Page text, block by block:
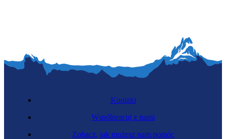
Kontakt
Współpracuj z nami
Zobacz, jak możesz nam pomóc